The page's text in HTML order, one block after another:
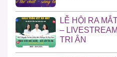
LỄ HỘI RA
–
TRI ÂN